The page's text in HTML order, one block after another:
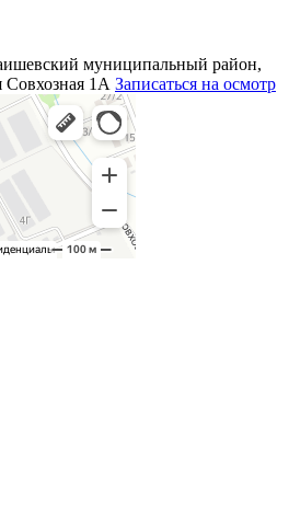
муниципальный район,
1А Записаться на осмотр